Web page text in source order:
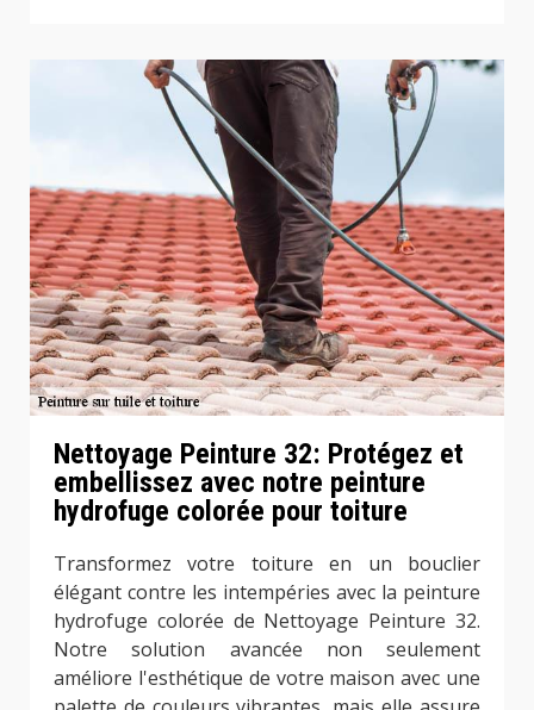
Nettoyage Peinture 32: Protégez et
embellissez avec notre peinture
hydrofuge colorée pour toiture
Transformez votre toiture en un bouclier
élégant contre les intempéries avec la peinture
hydrofuge colorée de Nettoyage Peinture 32.
Notre solution avancée non seulement
améliore l'esthétique de votre maison avec une